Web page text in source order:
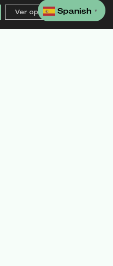
Catálogo NuvegSpanish ▼
Ver opciones